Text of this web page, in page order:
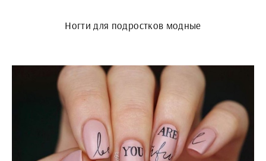
Ногти для подростков модные